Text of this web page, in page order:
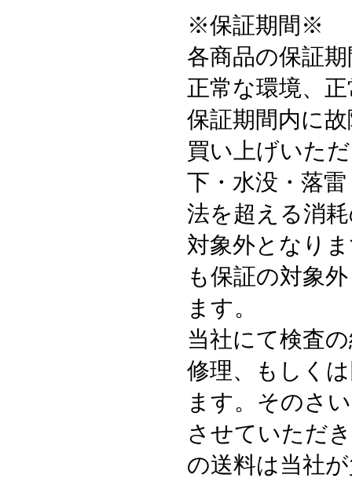
※保証期間※
各商品の保証
正常な環境、
保証期間内に
買い上げいた
下・水没・落
法を超える消
対象外となり
も保証の対象
ます。
当社にて検査
修理、もしく
ます。そのさ
させていただ
の送料は当社